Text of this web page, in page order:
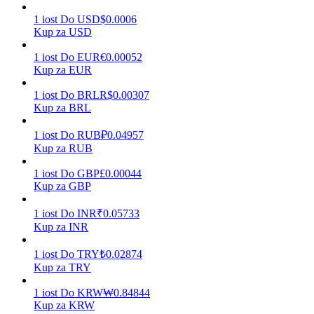
Zarabiać
Codziennie zdobywaj konkurencyjne nagrody
1 iost Do USD$0.0006
Kup za USD
1 iost Do EUR€0.00052
Kup za EUR
1 iost Do BRLR$0.00307
Kup za BRL
1 iost Do RUB₽0.04957
Kup za RUB
1 iost Do GBP£0.00044
Kup za GBP
1 iost Do INR₹0.05733
Kup za INR
1 iost Do TRY₺0.02874
Kup za TRY
1 iost Do KRW₩0.84844
Kup za KRW